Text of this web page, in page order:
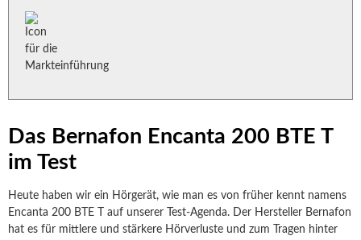
Das Bernafon Encanta 200 BTE T
im Test
Heute haben wir ein Hörgerät, wie man es von früher kennt namens
Encanta 200 BTE T auf unserer Test-Agenda. Der Hersteller Bernafon
hat es für mittlere und stärkere Hörverluste und zum Tragen hinter